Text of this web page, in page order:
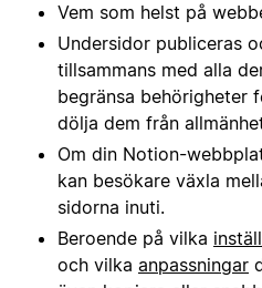
Vem som helst på
Undersidor publiceras
tillsammans med alla
begränsa behörigheter
dölja dem från
Om din Notion-
kan besökare växla
sidorna inuti.
Beroende på vilka
och vilka anpassningar